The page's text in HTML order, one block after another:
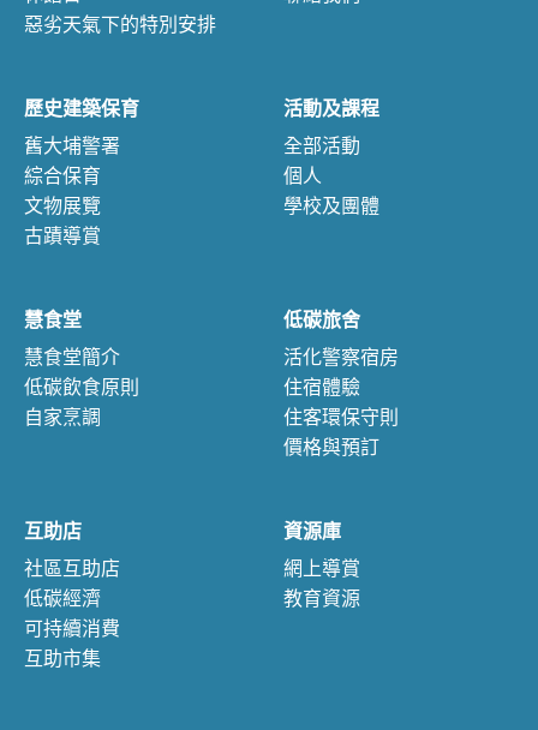
惡劣天氣下的特別安排
歷史建築保育
舊大埔警署
綜合保育
文物展覽
古蹟導賞
活動及課程
全部活動
個人
學校及團體
慧食堂
慧食堂簡介
低碳飲食原則
自家烹調
低碳旅舍
活化警察宿房
住宿體驗
住客環保守則
價格與預訂
互助店
社區互助店
低碳經濟
可持續消費
互助市集
資源庫
網上導賞
教育資源